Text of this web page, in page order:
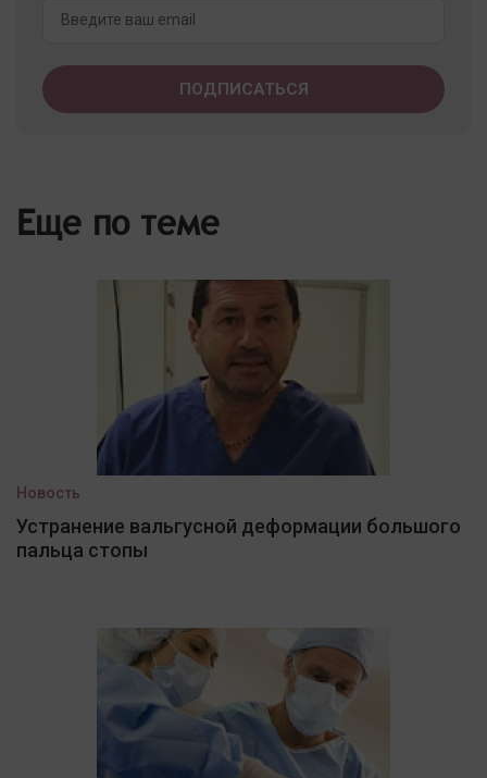
Еще по теме
Новость
Устранение вальгусной деформации большого
пальца стопы